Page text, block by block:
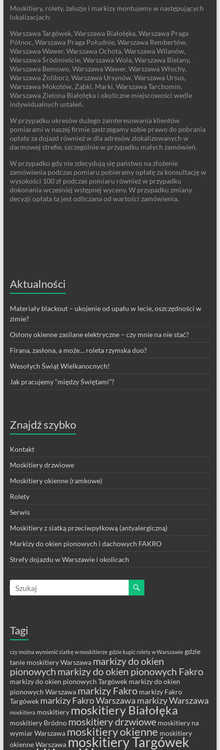
Moskitiery, rolety, żaluzje i markizy montujemy w następujących
lokalizacjach:
Warszawa Targówek, Warszawa Białołęka, Warszawa Praga
Północ, Warszawa Praga Południe, Warszawa Rembertów,
Warszawa Wawer, Warszawa Ochota, Warszawa Wilanów,
Warszawa Śródmieście, Warszawa Wola, Warszawa Bielany,
Warszawa Bemowo, Warszawa Wawer, Warszawa Włochy,
Warszawa Żoliborz, Warszawa Ursynów, Warszawa Ursus,
Warszawa Mokotów, Ząbki, Marki, Warszawa Tarchomin,
Warszawa Zielona Białołęka i okoliczne miejscowości wedle
indywidualnych ustaleń.
W przypadku okresów dużego zainteresowania klientów
pomiarami w naszej firmie zastrzegamy sobie prawo do pobrania
opłaty za dojazd również w dla adresów zlokalizowanych w
darmowej strefie, szczególnie w przypadku małych zamówień.
W przypadku gdy nie zdecydują się państwo na złożenie
zamówienia podczas pomiaru pobieramy opłatę za konsultację w
wysokości 100 zł podczas pomiaru również w przypadku
dokonania wcześniej wstępnej wyceny. W przypadku zmiany
decyzji opłata ta jest odliczana od wartości zamówienia.
Aktualności
Materiały blackout – ukojenie od upału w lecie, oszczędności w
zimie?
Osłony okienne zasilane elektryczne – czy mnie na nie stać?
Firana, zasłona, a może… roleta rzymska duo?
Wesołych Świąt Wielkanocnych!
Jak pracujemy “między Świętami”?
Znajdź szybko
Kontakt
Moskitiery drzwiowe
Moskitiery okienne (ramkowe)
Rolety
Serwis
Moskitiery z siatką przeciwpyłkową (antyalergiczną)
Markizy do okien pionowych i dachowych FAKRO
Strefy dojazdu w Warszawie i okolicach
Tagi
czy można wymienić siatkę w moskitierze gdzie kupić rolety w Warszawie gdzie
tanie moskitiery Warszawa markizy do okien
pionowych markizy do okien pionowych Fakro
markizy do okien pionowych Targówek markizy do okien
pionowych Warszawa markizy Fakro markizy Fakro
Targówek markizy Fakro Warszawa markizy Warszawa
moskitiera moskitiery moskitiery Białołęka
moskitiery Bródno moskitiery drzwiowe moskitiery na
wymiar Warszawa moskitiery okienne moskitiery
okienne Warszawa moskitiery Targówek